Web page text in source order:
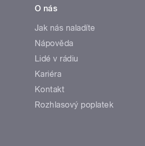
O nás
Jak nás naladíte
Nápověda
Lidé v rádiu
Kariéra
Kontakt
Rozhlasový poplatek